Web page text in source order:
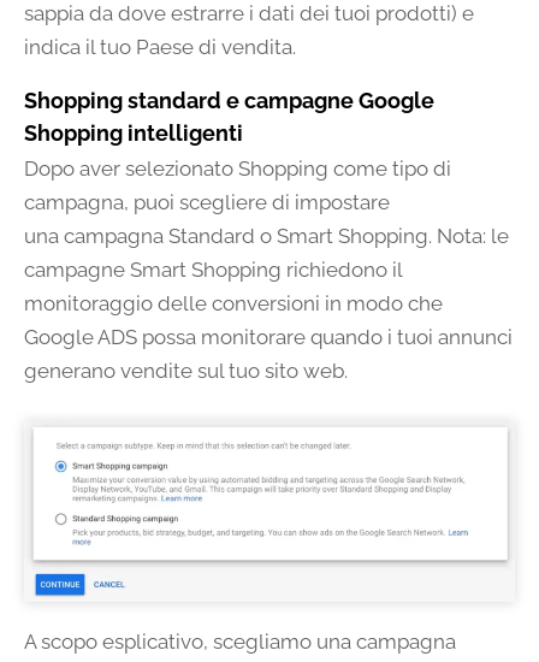
sappia da dove estrarre i dati dei tuoi prodotti) e
indica il tuo Paese di vendita.
Shopping standard e campagne Google
Shopping intelligenti
Dopo aver selezionato Shopping come tipo di
campagna, puoi scegliere di impostare
una campagna Standard o Smart Shopping. Nota: le
campagne Smart Shopping richiedono il
monitoraggio delle conversioni in modo che
Google ADS possa monitorare quando i tuoi annunci
generano vendite sul tuo sito web.
A scopo esplicativo, scegliamo una campagna